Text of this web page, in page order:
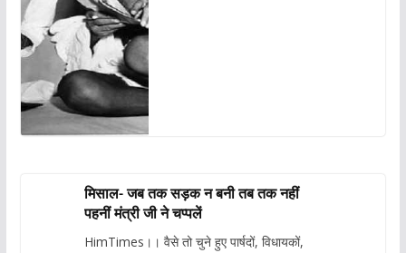
मिसाल- जब तक सड़क न बनी तब तक नहीं
पहनीं मंत्री जी ने चप्पलें
HimTimes।। वैसे तो चुने हुए पार्षदों, विधायकों,